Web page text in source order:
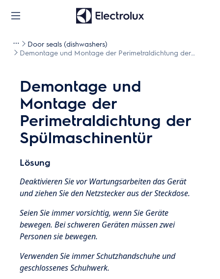
Door seals (dishwashers)
Demontage und Montage der Perimetraldichtung der
Demontage und
Montage der
Perimetraldichtung der
Spülmaschinentür
Lösung
Deaktivieren Sie vor Wartungsarbeiten das Gerät
und ziehen Sie den Netzstecker aus derSteckdose.
Seien Sie immer vorsichtig, wenn Sie Geräte
bewegen. Bei schweren Geräten müssen zwei
Personen sie bewegen.
Verwenden Sie immer Schutzhandschuhe und
geschlossenes Schuhwerk.